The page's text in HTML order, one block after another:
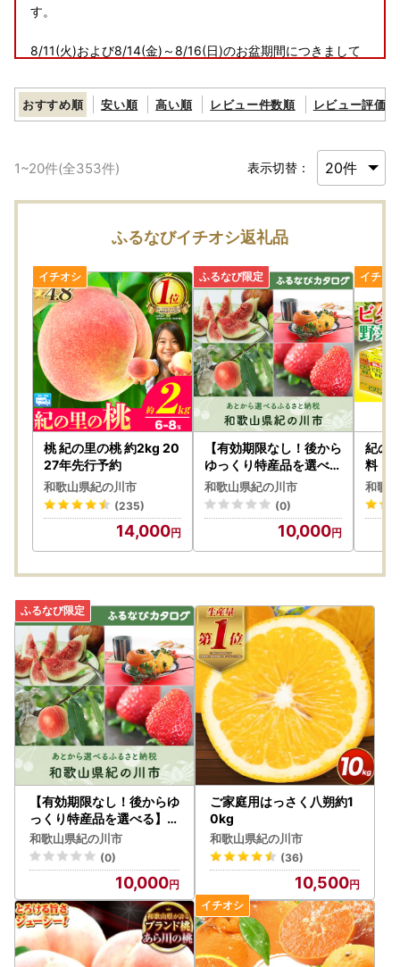
す。
8/11(火)および8/14(金)～8/16(日)のお盆期間につきまして
わせ対応はお休みとさせていただきます。
お盆期間にいただきましたお問い合わせにつきましては、8/
おすすめ順 安い順 高い順 レビュー件数順 レビュー評価順
1~20件(全353件) 表示切替：
ふるなびイチオシ返礼品
桃 紀の里の桃 約2kg 20
27年先行予約
和歌山県紀の川市
(235)
14,000
【有効期限なし！後から
ゆっくり特産品を選べる
】和歌山県紀の川市カタ
ログポイント
和歌山県紀の川市
(0)
10,000
紀の
料 ビ
×24
伊藤
和歌
【有効期限なし！後からゆ
っくり特産品を選べる】和
歌山県紀の川市カタログポ
イント
和歌山県紀の川市
(0)
10,000
ご家庭用はっさく八朔約1
0kg
和歌山県紀の川市
(36)
10,500